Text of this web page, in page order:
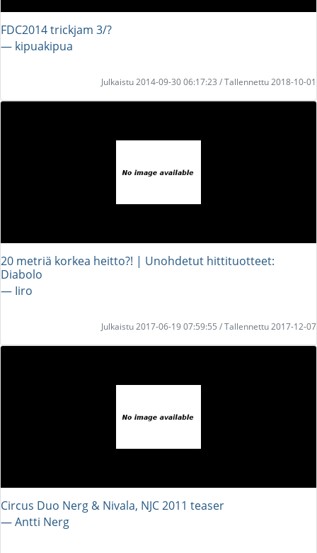
FDC2014 trickjam 3/?
― kipuakipua
Julkaistu 2014-09-30 06:17:23 / Tallennettu 2018-10-01
20 metriä korkea heitto?! | Unohdetut hittituotteet:
Diabolo
― Iiro
Julkaistu 2017-06-19 07:59:55 / Tallennettu 2017-12-07
Circus Duo Nerg & Nivala, NJC 2011 teaser
― Antti Nerg